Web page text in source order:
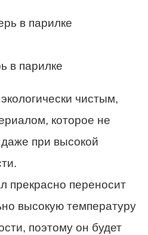
в парилке
чистым,
которое не
при высокой
прекрасно переносит
высокую температуру
поэтому он будет